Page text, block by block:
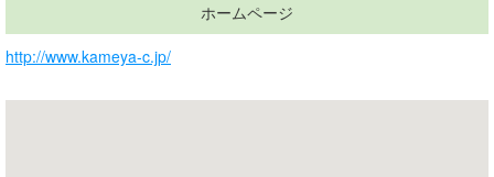
ホームページ
http://www.kameya-c.jp/